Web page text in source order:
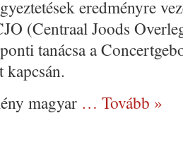
eredményre
(Centraal Joods
tanácsa a
magyar … Tovább »